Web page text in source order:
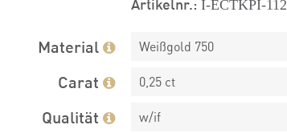
I-ECTKPI-112
Material Weißgold 750
Carat 0,25 ct
Qualität w/if